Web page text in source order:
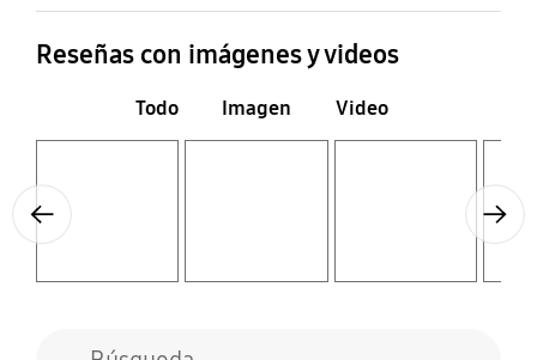
Reseñas con imágenes y videos
Todo Imagen Video